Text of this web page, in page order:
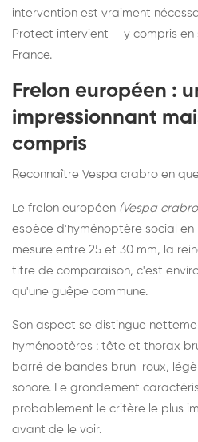
intervention est vraiment
Protect intervient — y compris
France.
Frelon européen :
impressionnant
compris
Reconnaître Vespa crabro en
Le frelon européen (Vespa
espèce d'hyménoptère social en
mesure entre 25 et 30 mm, la
titre de comparaison, c'est
qu'une guêpe commune.
Son aspect se distingue
hyménoptères : tête et thorax
barré de bandes brun-roux,
sonore. Le grondement
probablement le critère le plus
avant de le voir.